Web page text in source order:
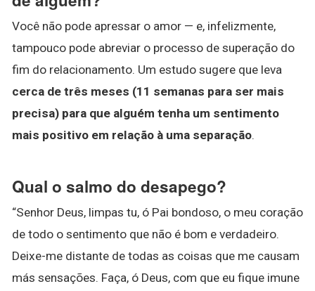
Você não pode apressar o amor — e, infelizmente,
tampouco pode abreviar o processo de superação do
fim do relacionamento. Um estudo sugere que leva
cerca de três meses (11 semanas para ser mais
precisa) para que alguém tenha um sentimento
mais positivo em relação à uma separação.
Qual o salmo do desapego?
“Senhor Deus, limpas tu, ó Pai bondoso, o meu coração
de todo o sentimento que não é bom e verdadeiro.
Deixe-me distante de todas as coisas que me causam
más sensações. Faça, ó Deus, com que eu fique imune